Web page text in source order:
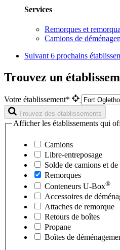
Services
Remorques et
Camions de
Suivant 6 prochains
Trouvez un
Votre établissement*
Trouvez des établissements
Afficher les établissements qui
Camions
Libre-entreposage
Solde de camions et
Remorques
Conteneurs U-Box®
Accessoires de
Attaches de remorque
Retours de boîtes
Propane
Boîtes de